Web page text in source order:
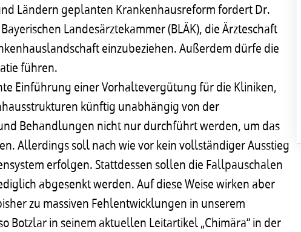
Ländern geplanten Krankenhausreform fordert Dr.
Landesärztekammer (BLÄK), die Ärzteschaft
einzubeziehen. Außerdem dürfe die
führen.
Einführung einer Vorhaltevergütung für die Kliniken,
künftig unabhängig von der
Behandlungen nicht nur durchführt werden, um das
Allerdings soll nach wie vor kein vollständiger Ausstieg
erfolgen. Stattdessen sollen die Fallpauschalen
abgesenkt werden. Auf diese Weise wirken aber
zu massiven Fehlentwicklungen in unserem
Botzlar in seinem aktuellen Leitartikel „Chimära“ in der